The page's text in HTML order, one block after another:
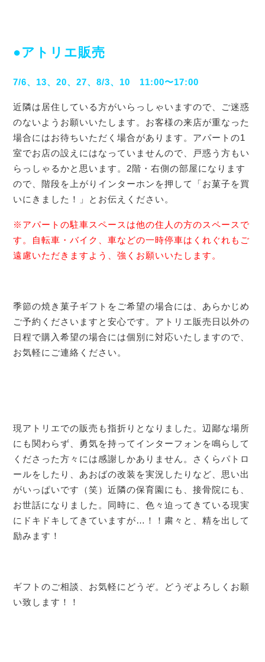
●アトリエ販売
7/6、13、20、27、8/3、10 11:00〜17:00
近隣は居住している方がいらっしゃいますので、ご迷惑
のないようお願いいたします。お客様の来店が重なった
場合にはお待ちいただく場合があります。アパートの1
室でお店の設えにはなっていませんので、戸惑う方もい
らっしゃるかと思います。2階・右側の部屋になります
ので、階段を上がりインターホンを押して「お菓子を買
いにきました！」とお伝えください。
※アパートの駐車スペースは他の住人の方のスペースで
す。自転車・バイク、車などの一時停車はくれぐれもご
遠慮いただきますよう、強くお願いいたします。
季節の焼き菓子ギフトをご希望の場合には、あらかじめ
ご予約くださいますと安心です。アトリエ販売日以外の
日程で購入希望の場合には個別に対応いたしますので、
お気軽にご連絡ください。
現アトリエでの販売も指折りとなりました。辺鄙な場所
にも関わらず、勇気を持ってインターフォンを鳴らして
くださった方々には感謝しかありません。さくらパトロ
ールをしたり、あおばの改装を実況したりなど、思い出
がいっぱいです（笑）近隣の保育園にも、接骨院にも、
お世話になりました。同時に、色々迫ってきている現実
にドキドキしてきていますが…！！粛々と、精を出して
励みます！
ギフトのご相談、お気軽にどうぞ。どうぞよろしくお願
い致します！！